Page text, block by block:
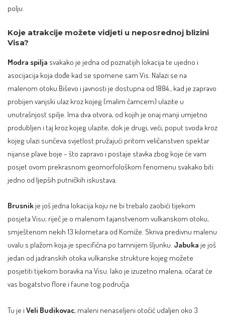
polju.
Koje atrakcije možete vidjeti u neposrednoj blizini
Visa?
Modra spilja svakako je jedna od poznatijih lokacija te ujedno i
asocijacija koja dođe kad se spomene sam Vis. Nalazi se na
malenom otoku Biševo i javnosti je dostupna od 1884., kad je zapravo
probijen vanjski ulaz kroz kojeg (malim čamcem) ulazite u
unutrašnjost spilje. Ima dva otvora, od kojih je onaj manji umjetno
produbljen i taj kroz kojeg ulazite, dok je drugi, veći, poput svoda kroz
kojeg ulazi sunčeva svjetlost pružajući pritom veličanstven spektar
nijanse plave boje – što zapravo i postaje stavka zbog koje će vam
posjet ovom prekrasnom geomorfološkom fenomenu svakako biti
jedno od ljepših putničkih iskustava.
Brusnik je još jedna lokacija koju ne bi trebalo zaobići tijekom
posjeta Visu; riječ je o malenom tajanstvenom vulkanskom otoku,
smještenom nekih 13 kilometara od Komiže. Skriva predivnu malenu
uvalu s plažom koja je specifična po tamnijem šljunku. Jabuka je još
jedan od jadranskih otoka vulkanske strukture kojeg možete
posjetiti tijekom boravka na Visu. Iako je izuzetno malena, očarat će
vas bogatstvo flore i faune tog područja.
Tu je i Veli Budikovac, maleni nenaseljeni otočić udaljen oko 3